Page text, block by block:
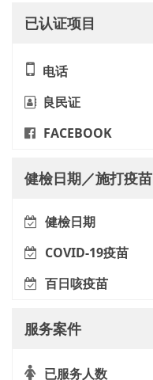
已认证项目
电话
良民证
FACEBOOK
健檢日期／施打疫苗
健檢日期
COVID-19疫苗
百日咳疫苗
服务案件
已服务人数